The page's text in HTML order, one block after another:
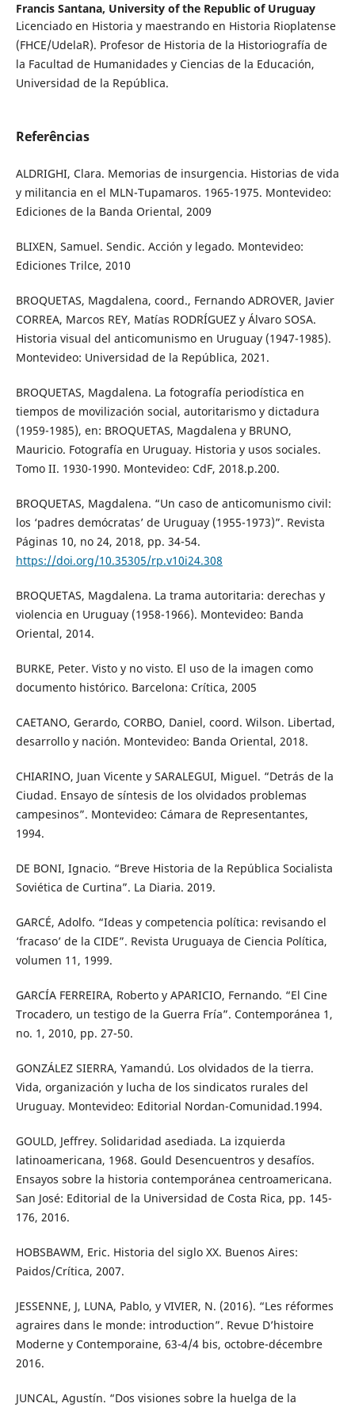
Francis Santana, University of the Republic of Uruguay
Licenciado en Historia y maestrando en Historia Rioplatense
(FHCE/UdelaR). Profesor de Historia de la Historiografía de
la Facultad de Humanidades y Ciencias de la Educación,
Universidad de la República.
Referências
ALDRIGHI, Clara. Memorias de insurgencia. Historias de vida
y militancia en el MLN-Tupamaros. 1965-1975. Montevideo:
Ediciones de la Banda Oriental, 2009
BLIXEN, Samuel. Sendic. Acción y legado. Montevideo:
Ediciones Trilce, 2010
BROQUETAS, Magdalena, coord., Fernando ADROVER, Javier
CORREA, Marcos REY, Matías RODRÍGUEZ y Álvaro SOSA.
Historia visual del anticomunismo en Uruguay (1947-1985).
Montevideo: Universidad de la República, 2021.
BROQUETAS, Magdalena. La fotografía periodística en
tiempos de movilización social, autoritarismo y dictadura
(1959-1985), en: BROQUETAS, Magdalena y BRUNO,
Mauricio. Fotografía en Uruguay. Historia y usos sociales.
Tomo II. 1930-1990. Montevideo: CdF, 2018.p.200.
BROQUETAS, Magdalena. “Un caso de anticomunismo civil:
los ‘padres demócratas’ de Uruguay (1955-1973)”. Revista
Páginas 10, no 24, 2018, pp. 34-54.
https://doi.org/10.35305/rp.v10i24.308
BROQUETAS, Magdalena. La trama autoritaria: derechas y
violencia en Uruguay (1958-1966). Montevideo: Banda
Oriental, 2014.
BURKE, Peter. Visto y no visto. El uso de la imagen como
documento histórico. Barcelona: Crítica, 2005
CAETANO, Gerardo, CORBO, Daniel, coord. Wilson. Libertad,
desarrollo y nación. Montevideo: Banda Oriental, 2018.
CHIARINO, Juan Vicente y SARALEGUI, Miguel. “Detrás de la
Ciudad. Ensayo de síntesis de los olvidados problemas
campesinos”. Montevideo: Cámara de Representantes,
1994.
DE BONI, Ignacio. “Breve Historia de la República Socialista
Soviética de Curtina”. La Diaria. 2019.
GARCÉ, Adolfo. “Ideas y competencia política: revisando el
‘fracaso’ de la CIDE”. Revista Uruguaya de Ciencia Política,
volumen 11, 1999.
GARCÍA FERREIRA, Roberto y APARICIO, Fernando. “El Cine
Trocadero, un testigo de la Guerra Fría”. Contemporánea 1,
no. 1, 2010, pp. 27-50.
GONZÁLEZ SIERRA, Yamandú. Los olvidados de la tierra.
Vida, organización y lucha de los sindicatos rurales del
Uruguay. Montevideo: Editorial Nordan-Comunidad.1994.
GOULD, Jeffrey. Solidaridad asediada. La izquierda
latinoamericana, 1968. Gould Desencuentros y desafíos.
Ensayos sobre la historia contemporánea centroamericana.
San José: Editorial de la Universidad de Costa Rica, pp. 145-
176, 2016.
HOBSBAWM, Eric. Historia del siglo XX. Buenos Aires:
Paidos/Crítica, 2007.
JESSENNE, J, LUNA, Pablo, y VIVIER, N. (2016). “Les réformes
agraires dans le monde: introduction”. Revue D’histoire
Moderne y Contemporaine, 63-4/4 bis, octobre-décembre
2016.
JUNCAL, Agustín. “Dos visiones sobre la huelga de la